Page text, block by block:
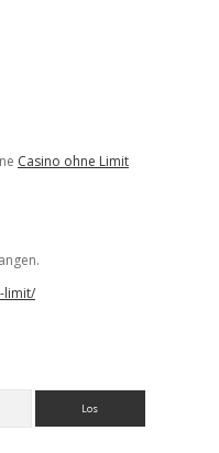
Casino ohne Limit
limit/